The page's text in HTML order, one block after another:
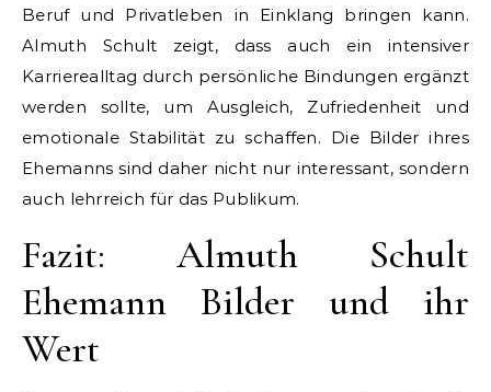
Beruf und Privatleben in Einklang bringen kann.
Almuth Schult zeigt, dass auch ein intensiver
Karrierealltag durch persönliche Bindungen ergänzt
werden sollte, um Ausgleich, Zufriedenheit und
emotionale Stabilität zu schaffen. Die Bilder ihres
Ehemanns sind daher nicht nur interessant, sondern
auch lehrreich für das Publikum.
Fazit: Almuth Schult
Ehemann Bilder und ihr
Wert